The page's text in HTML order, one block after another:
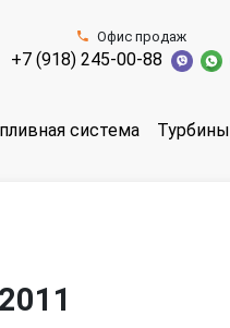
Офис продаж
+7 (918) 245-00-88
система Турбины